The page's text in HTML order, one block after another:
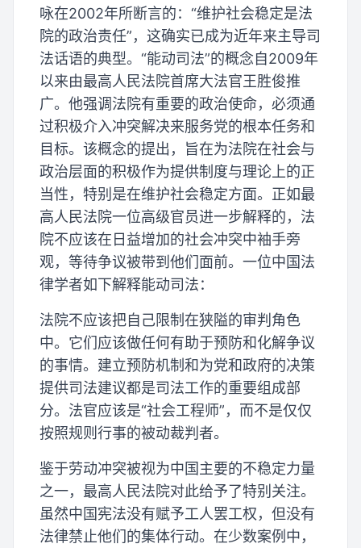
咏在2002年所断言的：“维护社会稳定是法
院的政治责任”，这确实已成为近年来主导司
法话语的典型。“能动司法”的概念自2009年
以来由最高人民法院首席大法官王胜俊推
广。他强调法院有重要的政治使命，必须通
过积极介入冲突解决来服务党的根本任务和
目标。该概念的提出，旨在为法院在社会与
政治层面的积极作为提供制度与理论上的正
当性，特别是在维护社会稳定方面。正如最
高人民法院一位高级官员进一步解释的，法
院不应该在日益增加的社会冲突中袖手旁
观，等待争议被带到他们面前。一位中国法
律学者如下解释能动司法：
法院不应该把自己限制在狭隘的审判角色
中。它们应该做任何有助于预防和化解争议
的事情。建立预防机制和为党和政府的决策
提供司法建议都是司法工作的重要组成部
分。法官应该是“社会工程师”，而不是仅仅
按照规则行事的被动裁判者。
鉴于劳动冲突被视为中国主要的不稳定力量
之一，最高人民法院对此给予了特别关注。
虽然中国宪法没有赋予工人罢工权，但没有
法律禁止他们的集体行动。在少数案例中，